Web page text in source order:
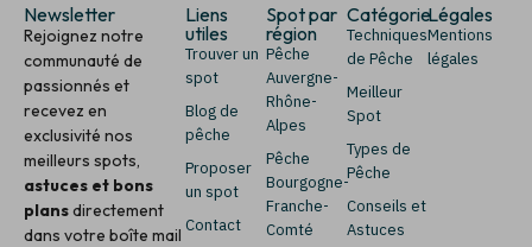
Newsletter
Rejoignez notre
communauté de
passionnés et
recevez en
exclusivité nos
meilleurs spots,
astuces et bons
plansdirectement
dans votre boîte mail
Liens
utiles
Trouver un
spot
Blog de
pêche
Proposer
un spot
Contact
Spot par
région
Pêche
Auvergne-
Rhône-
Alpes
Pêche
Bourgogne-
Franche-
Comté
Catégorie
Techniques
de Pêche
Meilleur
Spot
Types de
Pêche
Conseils et
Astuces
Légales
Mentions
légales